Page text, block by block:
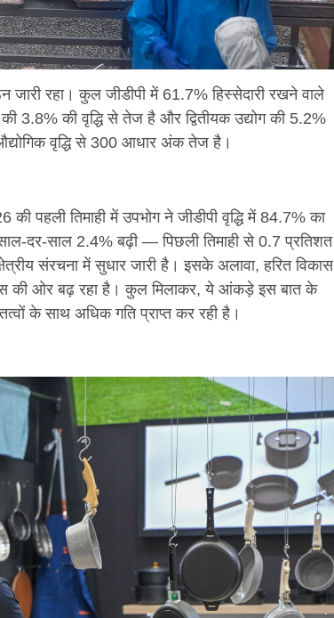
जारी रहा। कुल जीडीपी में 61.7% हिस्सेदारी रखने वाले
3.8% की वृद्धि से तेज है और द्वितीयक उद्योग की 5.2%
औद्योगिक वृद्धि से 300 आधार अंक तेज है।
पहली तिमाही में उपभोग ने जीडीपी वृद्धि में 84.7% का
दर-साल 2.4% बढ़ी — पिछली तिमाही से 0.7 प्रतिशत
संरचना में सुधार जारी है। इसके अलावा, हरित विकास
की ओर बढ़ रहा है। कुल मिलाकर, ये आंकड़े इस बात के
के साथ अधिक गति प्राप्त कर रही है।